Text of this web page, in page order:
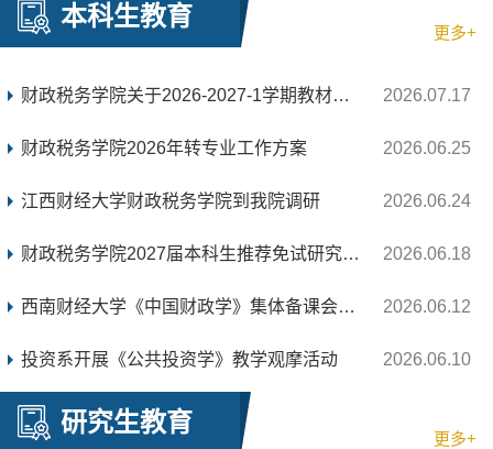
本科生教育
更多+
财政税务学院关于2026-2027-1学期教材选用情况的公... 2026.07.17
财政税务学院2026年转专业工作方案 2026.06.25
江西财经大学财政税务学院到我院调研 2026.06.24
财政税务学院2027届本科生推荐免试研究生报名及有... 2026.06.18
西南财经大学《中国财政学》集体备课会成功举行 2026.06.12
投资系开展《公共投资学》教学观摩活动 2026.06.10
研究生教育
更多+